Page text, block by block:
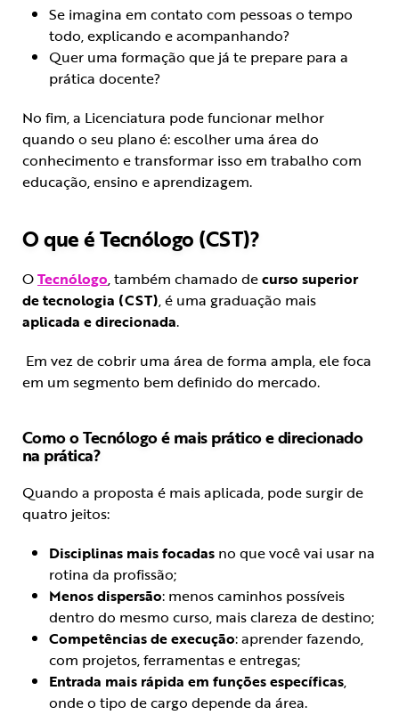
Se imagina em contato com pessoas o tempo
todo, explicando e acompanhando?
Quer uma formação que já te prepare para a
prática docente?
No fim, a Licenciatura pode funcionar melhor
quando o seu plano é: escolher uma área do
conhecimento e transformar isso em trabalho com
educação, ensino e aprendizagem.
O que é Tecnólogo (CST)?
OTecnólogo, também chamado decurso superior
de tecnologia (CST), é uma graduação mais
aplicada e direcionada.
Em vez de cobrir uma área de forma ampla, ele foca
em um segmento bem definido do mercado.
Como o Tecnólogo é mais prático e direcionado
na prática?
Quando a proposta é mais aplicada, pode surgir de
quatro jeitos:
Disciplinas mais focadas no que você vai usar na
rotina da profissão;
Menos dispersão: menos caminhos possíveis
dentro do mesmo curso, mais clareza de destino;
Competências de execução: aprender fazendo,
com projetos, ferramentas e entregas;
Entrada mais rápida em funções específicas,
onde o tipo de cargo depende da área.